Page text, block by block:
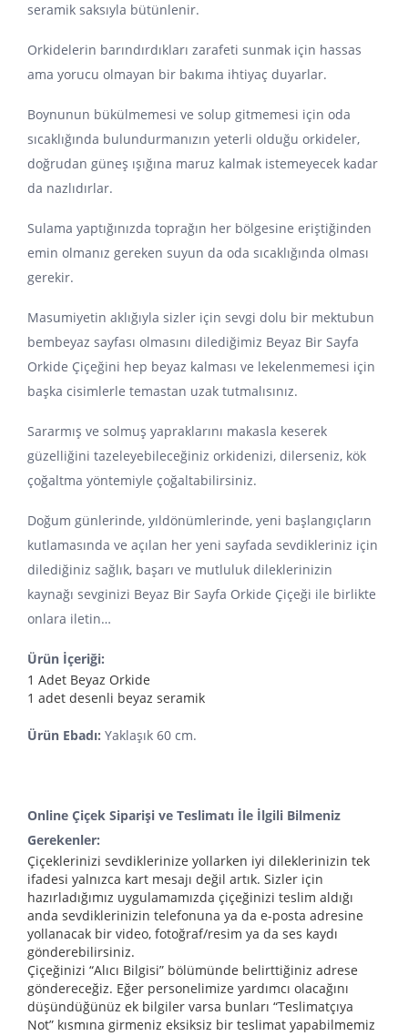
seramik saksıyla bütünlenir.
Orkidelerin barındırdıkları zarafeti sunmak için hassas
ama yorucu olmayan bir bakıma ihtiyaç duyarlar.
Boynunun bükülmemesi ve solup gitmemesi için oda
sıcaklığında bulundurmanızın yeterli olduğu orkideler,
doğrudan güneş ışığına maruz kalmak istemeyecek kadar
da nazlıdırlar.
Sulama yaptığınızda toprağın her bölgesine eriştiğinden
emin olmanız gereken suyun da oda sıcaklığında olması
gerekir.
Masumiyetin aklığıyla sizler için sevgi dolu bir mektubun
bembeyaz sayfası olmasını dilediğimiz Beyaz Bir Sayfa
Orkide Çiçeğini hep beyaz kalması ve lekelenmemesi için
başka cisimlerle temastan uzak tutmalısınız.
Sararmış ve solmuş yapraklarını makasla keserek
güzelliğini tazeleyebileceğiniz orkidenizi, dilerseniz, kök
çoğaltma yöntemiyle çoğaltabilirsiniz.
Doğum günlerinde, yıldönümlerinde, yeni başlangıçların
kutlamasında ve açılan her yeni sayfada sevdikleriniz için
dilediğiniz sağlık, başarı ve mutluluk dileklerinizin
kaynağı sevginizi Beyaz Bir Sayfa Orkide Çiçeği ile birlikte
onlara iletin…
Ürün İçeriği:
1 Adet Beyaz Orkide
1 adet desenli beyaz seramik
Ürün Ebadı: Yaklaşık 60 cm.
Online Çiçek Siparişi ve Teslimatı İle İlgili Bilmeniz
Gerekenler:
Çiçeklerinizi sevdiklerinize yollarken iyi dileklerinizin tek
ifadesi yalnızca kart mesajı değil artık. Sizler için
hazırladığımız uygulamamızda çiçeğinizi teslim aldığı
anda sevdiklerinizin telefonuna ya da e-posta adresine
yollanacak bir video, fotoğraf/resim ya da ses kaydı
gönderebilirsiniz.
Çiçeğinizi “Alıcı Bilgisi” bölümünde belirttiğiniz adrese
göndereceğiz. Eğer personelimize yardımcı olacağını
düşündüğünüz ek bilgiler varsa bunları “Teslimatçıya
Not” kısmına girmeniz eksiksiz bir teslimat yapabilmemiz